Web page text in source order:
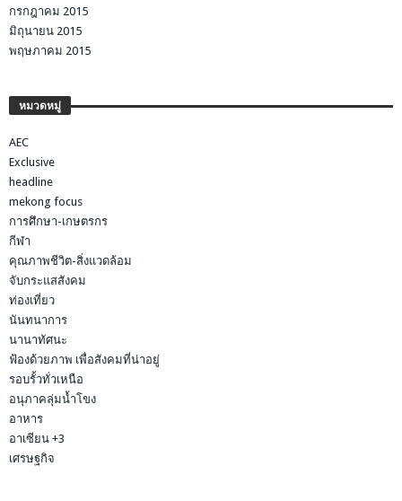
กรกฎาคม 2015
มิถุนายน 2015
พฤษภาคม 2015
หมวดหมู่
AEC
Exclusive
headline
mekong focus
การศึกษา-เกษตรกร
กีฬา
คุณภาพชีวิต-สิ่งแวดล้อม
จับกระแสสังคม
ท่องเที่ยว
นันทนาการ
นานาทัศนะ
ฟ้องด้วยภาพ เพื่อสังคมที่น่าอยู่
รอบรั้วทั่วเหนือ
อนุภาคลุ่มน้ำโขง
อาหาร
อาเซียน +3
เศรษฐกิจ